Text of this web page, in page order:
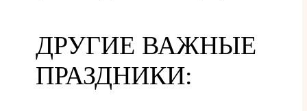
ДРУГИЕ ВАЖНЫЕ
ПРАЗДНИКИ: